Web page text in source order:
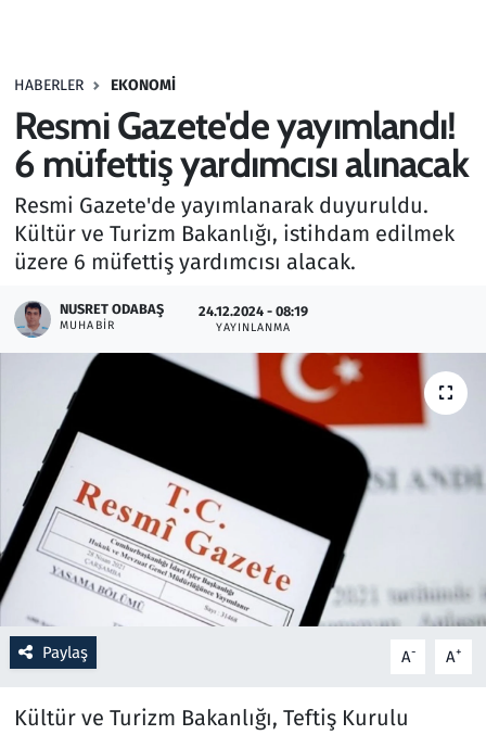
HABERLER EKONOMI
Resmi Gazete'de yayımlandı!
6 müfettiş yardımcısı alınacak
Resmi Gazete'de yayımlanarak duyuruldu.
Kültür ve Turizm Bakanlığı, istihdam edilmek
üzere 6 müfettiş yardımcısı alacak.
NUSRET ODABAŞ
MUHABIR
24.12.2024 - 08:19
YAYINLANMA
Paylaş A- A+
Kültür ve Turizm Bakanlığı, Teftiş Kurulu
Haber
Kültür Sanat
Kurumsal Haberler
Lezzet Durağı
Memur ve Kamu
Otomobil
Oyun
Ramazan
Resmi İlanlar
Rüya Tabirleri
Sağlık
Savunma Sanayi